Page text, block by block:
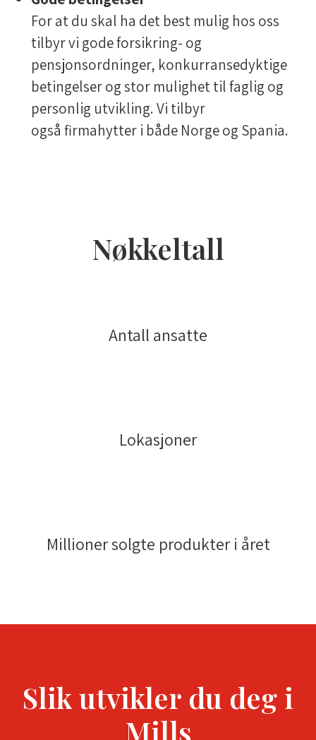
For at du skal ha det best mulig hos oss
tilbyr vi gode forsikring- og
pensjonsordninger, konkurransedyktige
betingelser og stor mulighet til faglig og
personlig utvikling. Vi tilbyr
også firmahytter i både Norge og Spania.
Nøkkeltall
Antall ansatte
Lokasjoner
Millioner solgte produkter i året
Slik utvikler du deg i
Mills